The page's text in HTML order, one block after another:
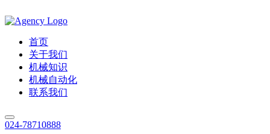
首页
关于我们
机械知识
机械自动化
联系我们
024-78710888